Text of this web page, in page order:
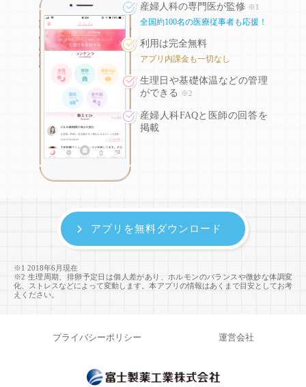
産婦人科の専門医が監修 ※1
全国約100名の医療従事者も応援！
利用は完全無料
アプリ内課金も一切なし
生理日や基礎体温などの管理
ができる
※2
産婦人科FAQと医師の回答を
掲載
※1 2018年6月現在
※2 生理周期、排卵予定日は個人差があり、ホルモンのバランスや微妙な体調変
化、ストレスなどによって変動します。本アプリの情報はあくまで目安としてお考
えください。
アプリを無料ダウンロード
プライバシーポリシー 運営会社